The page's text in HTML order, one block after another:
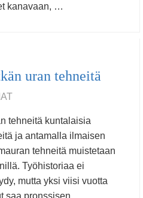
kanavaan, …
uran tehneitä
tehneitä kuntalaisia
ja antamalla ilmaisen
tehneitä muistetaan
Työhistoriaa ei
mutta yksi viisi vuotta